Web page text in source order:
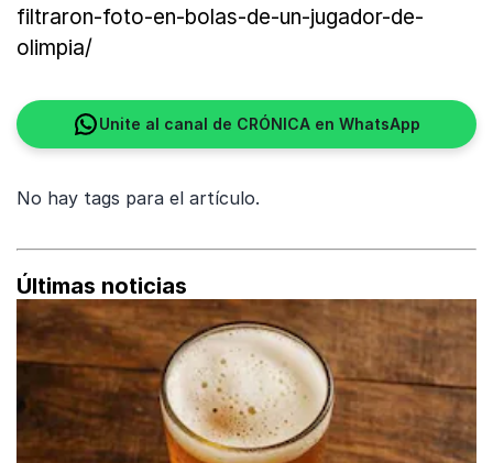
filtraron-foto-en-bolas-de-un-jugador-de-
olimpia/
Unite al canal de CRÓNICA en WhatsApp
No hay tags para el artículo.
Últimas noticias